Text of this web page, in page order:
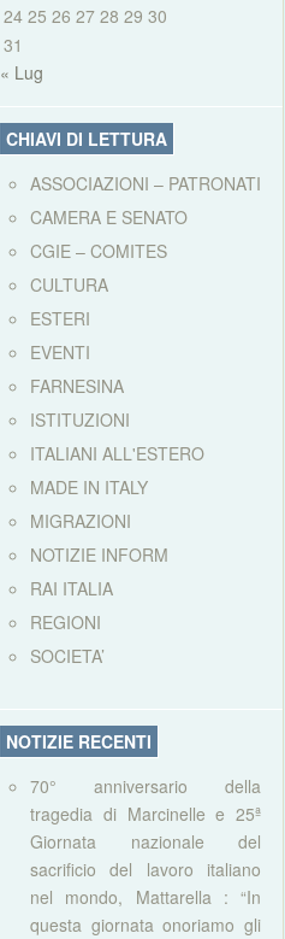
24 25 26 27 28 29 30
31
« Lug
CHIAVI DI LETTURA
ASSOCIAZIONI – PATRONATI
CAMERA E SENATO
CGIE – COMITES
CULTURA
ESTERI
EVENTI
FARNESINA
ISTITUZIONI
ITALIANI ALL'ESTERO
MADE IN ITALY
MIGRAZIONI
NOTIZIE INFORM
RAI ITALIA
REGIONI
SOCIETA’
NOTIZIE RECENTI
70° anniversario della
tragedia di Marcinelle e 25ª
Giornata nazionale del
sacrificio del lavoro italiano
nel mondo, Mattarella : “In
questa giornata onoriamo gli